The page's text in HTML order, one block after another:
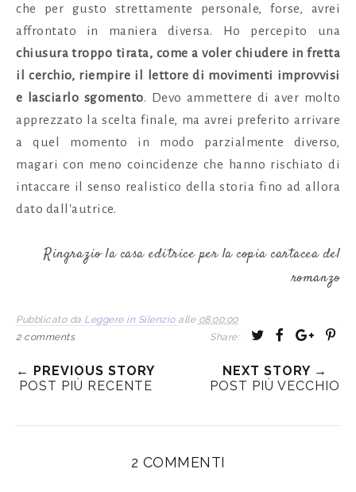
che per gusto strettamente personale, forse, avrei
affrontato in maniera diversa. Ho percepito una
chiusura troppo tirata, come a voler chiudere in fretta
il cerchio, riempire il lettore di movimenti improvvisi
e lasciarlo sgomento. Devo ammettere di aver molto
apprezzato la scelta finale, ma avrei preferito arrivare
a quel momento in modo parzialmente diverso,
magari con meno coincidenze che hanno rischiato di
intaccare il senso realistico della storia fino ad allora
dato dall'autrice.
Ringrazio la casa editrice per la copia cartacea del
romanzo
Pubblicato da Leggere in Silenzio alle 08:00:00
2 comments
Share:
T
e
e
a
r
a
r
← PREVIOUS STORY
POST PIÙ RECENTE
NEXT STORY →
POST PIÙ VECCHIO
2 COMMENTI